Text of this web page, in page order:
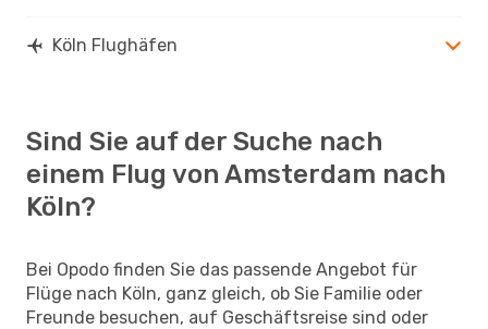
Köln Flughäfen
Sind Sie auf der Suche nach
einem Flug von Amsterdam nach
Köln?
Bei Opodo finden Sie das passende Angebot für
Flüge nach Köln, ganz gleich, ob Sie Familie oder
Freunde besuchen, auf Geschäftsreise sind oder